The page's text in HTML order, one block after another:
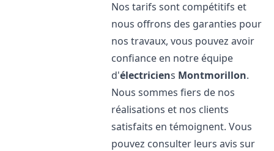
Nos tarifs sont compétitifs et
nous offrons des garanties pour
nos travaux, vous pouvez avoir
confiance en notre équipe
d'électriciens Montmorillon.
Nous sommes fiers de nos
réalisations et nos clients
satisfaits en témoignent. Vous
pouvez consulter leurs avis sur